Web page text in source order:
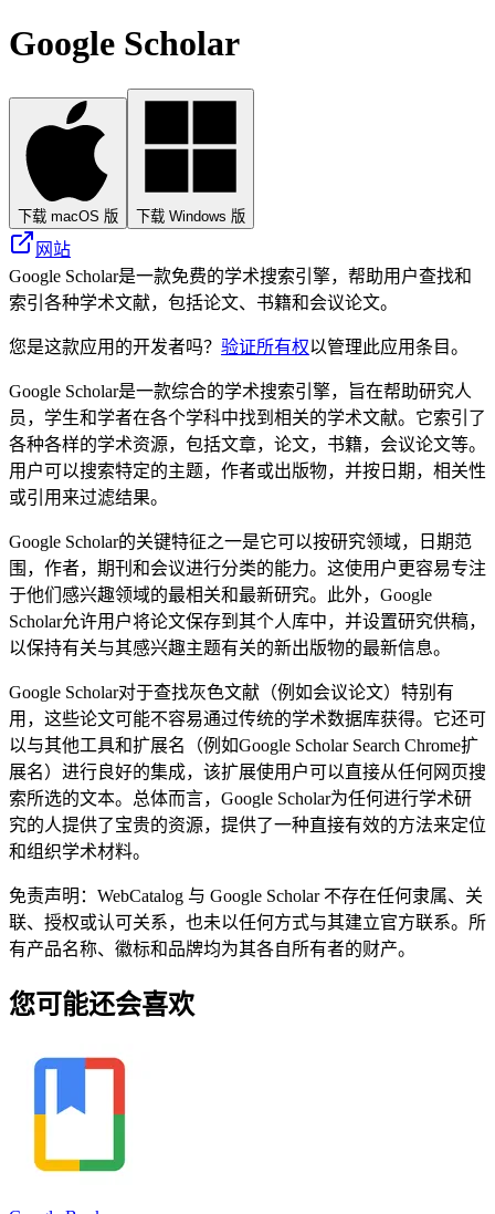
Google Scholar
下载 macOS 版 下载 Windows 版
网站
Google Scholar是一款免费的学术搜索引擎，帮助用户查找和
索引各种学术文献，包括论文、书籍和会议论文。
您是这款应用的开发者吗？ 验证所有权以管理此应用条目。
Google Scholar是一款综合的学术搜索引擎，旨在帮助研究人
员，学生和学者在各个学科中找到相关的学术文献。它索引了
各种各样的学术资源，包括文章，论文，书籍，会议论文等。
用户可以搜索特定的主题，作者或出版物，并按日期，相关性
或引用来过滤结果。
Google Scholar的关键特征之一是它可以按研究领域，日期范
围，作者，期刊和会议进行分类的能力。这使用户更容易专注
于他们感兴趣领域的最相关和最新研究。此外，Google
Scholar允许用户将论文保存到其个人库中，并设置研究供稿，
以保持有关与其感兴趣主题有关的新出版物的最新信息。
Google Scholar对于查找灰色文献（例如会议论文）特别有
用，这些论文可能不容易通过传统的学术数据库获得。它还可
以与其他工具和扩展名（例如Google Scholar Search Chrome扩
展名）进行良好的集成，该扩展使用户可以直接从任何网页搜
索所选的文本。总体而言，Google Scholar为任何进行学术研
究的人提供了宝贵的资源，提供了一种直接有效的方法来定位
和组织学术材料。
免责声明：WebCatalog 与 Google Scholar 不存在任何隶属、关
联、授权或认可关系，也未以任何方式与其建立官方联系。所
有产品名称、徽标和品牌均为其各自所有者的财产。
您可能还会喜欢